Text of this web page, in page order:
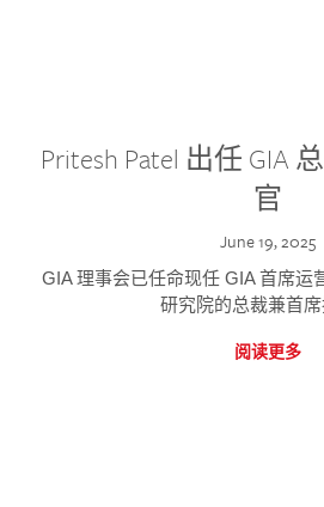
Pritesh Patel 出任 GIA
官
June 19, 2025
GIA 理事会已任命现任 GIA 首席运
研究院的总裁兼首
阅读更多